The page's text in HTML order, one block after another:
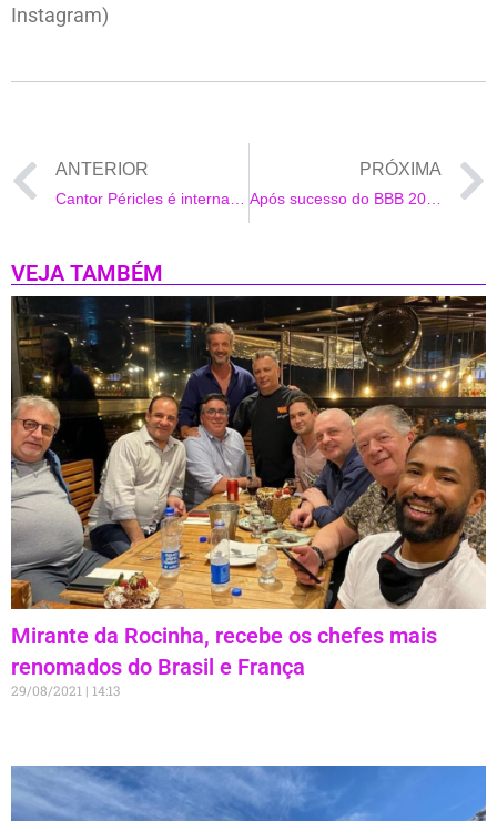
Instagram)
ANTERIOR PRÓXIMA
Após sucesso do BBB 20, Bianca Andrade, Rafa Kalimann e Babu Santana correm para o YouTube
VEJA TAMBÉM
Mirante da Rocinha, recebe os chefes mais
renomados do Brasil e França
29/08/2021 14:13